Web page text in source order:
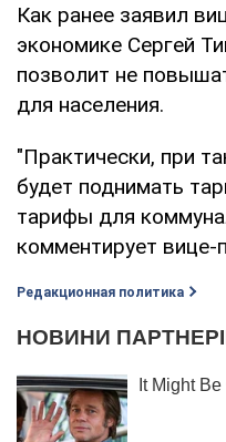
Как ранее заявил
экономике Сергей
позволит не
для населения.
"Практически, при
будет поднимать
тарифы для
комментирует вице-
Редакционная политика